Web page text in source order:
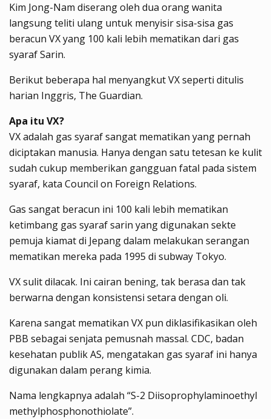
Kim Jong-Nam diserang oleh dua orang wanita
langsung teliti ulang untuk menyisir sisa-sisa gas
beracun VX yang 100 kali lebih mematikan dari gas
syaraf Sarin.
Berikut beberapa hal menyangkut VX seperti ditulis
harian Inggris, The Guardian.
Apa itu VX?
VX adalah gas syaraf sangat mematikan yang pernah
diciptakan manusia. Hanya dengan satu tetesan ke kulit
sudah cukup memberikan gangguan fatal pada sistem
syaraf, kata Council on Foreign Relations.
Gas sangat beracun ini 100 kali lebih mematikan
ketimbang gas syaraf sarin yang digunakan sekte
pemuja kiamat di Jepang dalam melakukan serangan
mematikan mereka pada 1995 di subway Tokyo.
VX sulit dilacak. Ini cairan bening, tak berasa dan tak
berwarna dengan konsistensi setara dengan oli.
Karena sangat mematikan VX pun diklasifikasikan oleh
PBB sebagai senjata pemusnah massal. CDC, badan
kesehatan publik AS, mengatakan gas syaraf ini hanya
digunakan dalam perang kimia.
Nama lengkapnya adalah “S-2 Diisoprophylaminoethyl
methylphosphonothiolate”.